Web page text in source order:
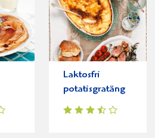
Laktosfri
potatisgratäng